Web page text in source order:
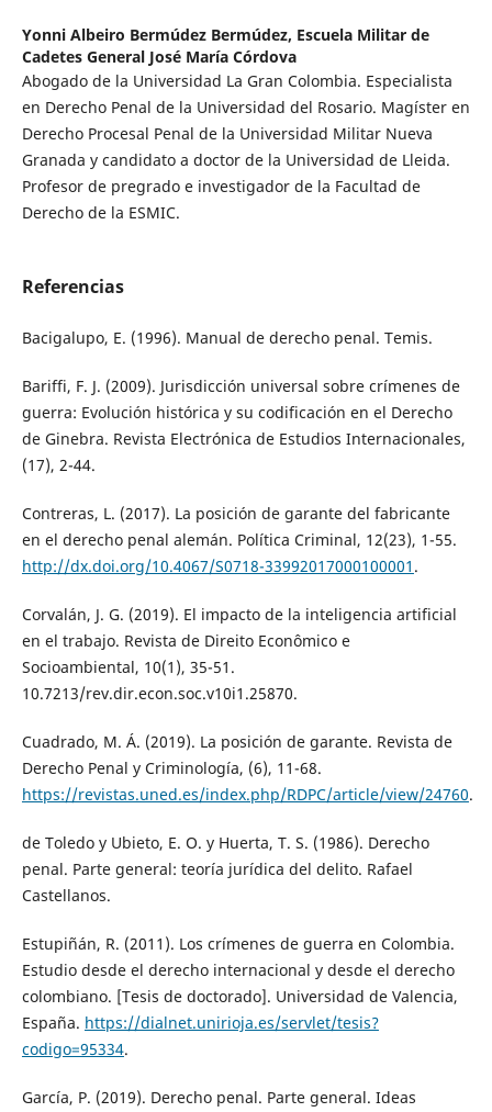
Yonni Albeiro Bermúdez Bermúdez, Escuela Militar de
Cadetes General José María Córdova
Abogado de la Universidad La Gran Colombia. Especialista
en Derecho Penal de la Universidad del Rosario. Magíster en
Derecho Procesal Penal de la Universidad Militar Nueva
Granada y candidato a doctor de la Universidad de Lleida.
Profesor de pregrado e investigador de la Facultad de
Derecho de la ESMIC.
Referencias
Bacigalupo, E. (1996). Manual de derecho penal. Temis.
Bariffi, F. J. (2009). Jurisdicción universal sobre crímenes de
guerra: Evolución histórica y su codificación en el Derecho
de Ginebra. Revista Electrónica de Estudios Internacionales,
(17), 2-44.
Contreras, L. (2017). La posición de garante del fabricante
en el derecho penal alemán. Política Criminal, 12(23), 1-55.
http://dx.doi.org/10.4067/S0718-33992017000100001 .
Corvalán, J. G. (2019). El impacto de la inteligencia artificial
en el trabajo. Revista de Direito Econômico e
Socioambiental, 10(1), 35-51.
10.7213/rev.dir.econ.soc.v10i1.25870.
Cuadrado, M. Á. (2019). La posición de garante. Revista de
Derecho Penal y Criminología, (6), 11-68.
https://revistas.uned.es/index.php/RDPC/article/view/24760.
de Toledo y Ubieto, E. O. y Huerta, T. S. (1986). Derecho
penal. Parte general: teoría jurídica del delito. Rafael
Castellanos.
Estupiñán, R. (2011). Los crímenes de guerra en Colombia.
Estudio desde el derecho internacional y desde el derecho
colombiano. [Tesis de doctorado]. Universidad de Valencia,
España. https://dialnet.unirioja.es/servlet/tesis?
codigo=95334.
García, P. (2019). Derecho penal. Parte general. Ideas